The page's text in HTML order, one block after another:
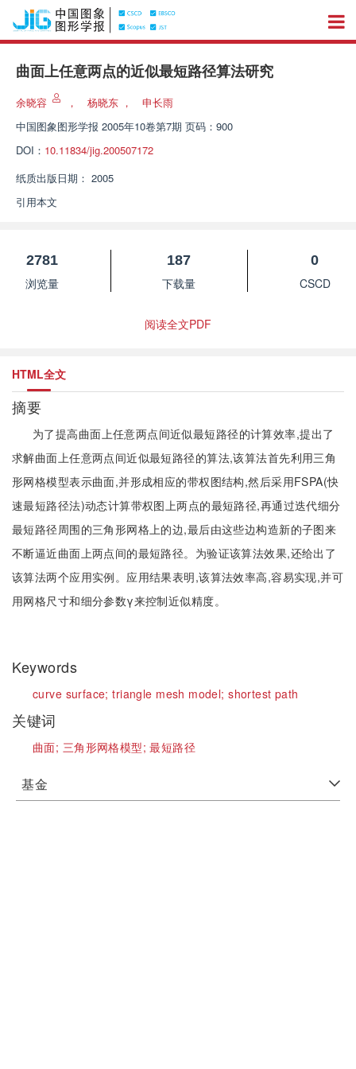
曲面上任意两点的近似最短路径算法研究
余晓容 ， 杨晓东 ，
申长雨
中国图象图形学报 2005年10卷第7期 页码：900
DOI： 10.11834/jig.200507172
纸质出版日期： 2005
引用本文
2781
浏览量
187
下载量
0
CSCD
阅读全文PDF
HTML全文
摘要
为了提高曲面上任意两点间近似最短路径的计算效率,提出了
求解曲面上任意两点间近似最短路径的算法,该算法首先利用三角
形网格模型表示曲面,并形成相应的带权图结构,然后采用FSPA(快
速最短路径法)动态计算带权图上两点的最短路径,再通过迭代细分
最短路径周围的三角形网格上的边,最后由这些边构造新的子图来
不断逼近曲面上两点间的最短路径。为验证该算法效果,还给出了
该算法两个应用实例。应用结果表明,该算法效率高,容易实现,并可
用网格尺寸和细分参数γ来控制近似精度。
Keywords
curve surface;triangle mesh model;shortest path
关键词
曲面; 三角形网格模型;最短路径
基金